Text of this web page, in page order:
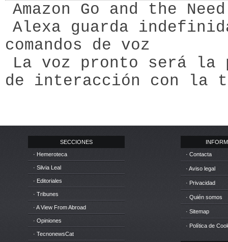
Amazon Go and the
Alexa guarda
comandos de voz
La voz pronto será la
de interacción con la
SECCIONES
· Hemeroteca
· Silvia Leal
· Editoriales
· Tribunes
· A View From Abroad
· Opiniones
· TecnonewsCat
· Contacta
· Aviso legal
· Privacidad
· Quién somos
· Sitemap
· Política de